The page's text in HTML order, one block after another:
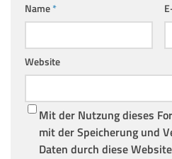
Name*
Website
Mit der Nutzung dieses
mit der Speicherung und
Daten durch diese